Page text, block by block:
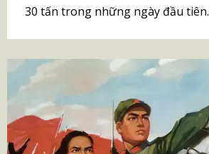
30 tấn trong những ngày đầu tiên.